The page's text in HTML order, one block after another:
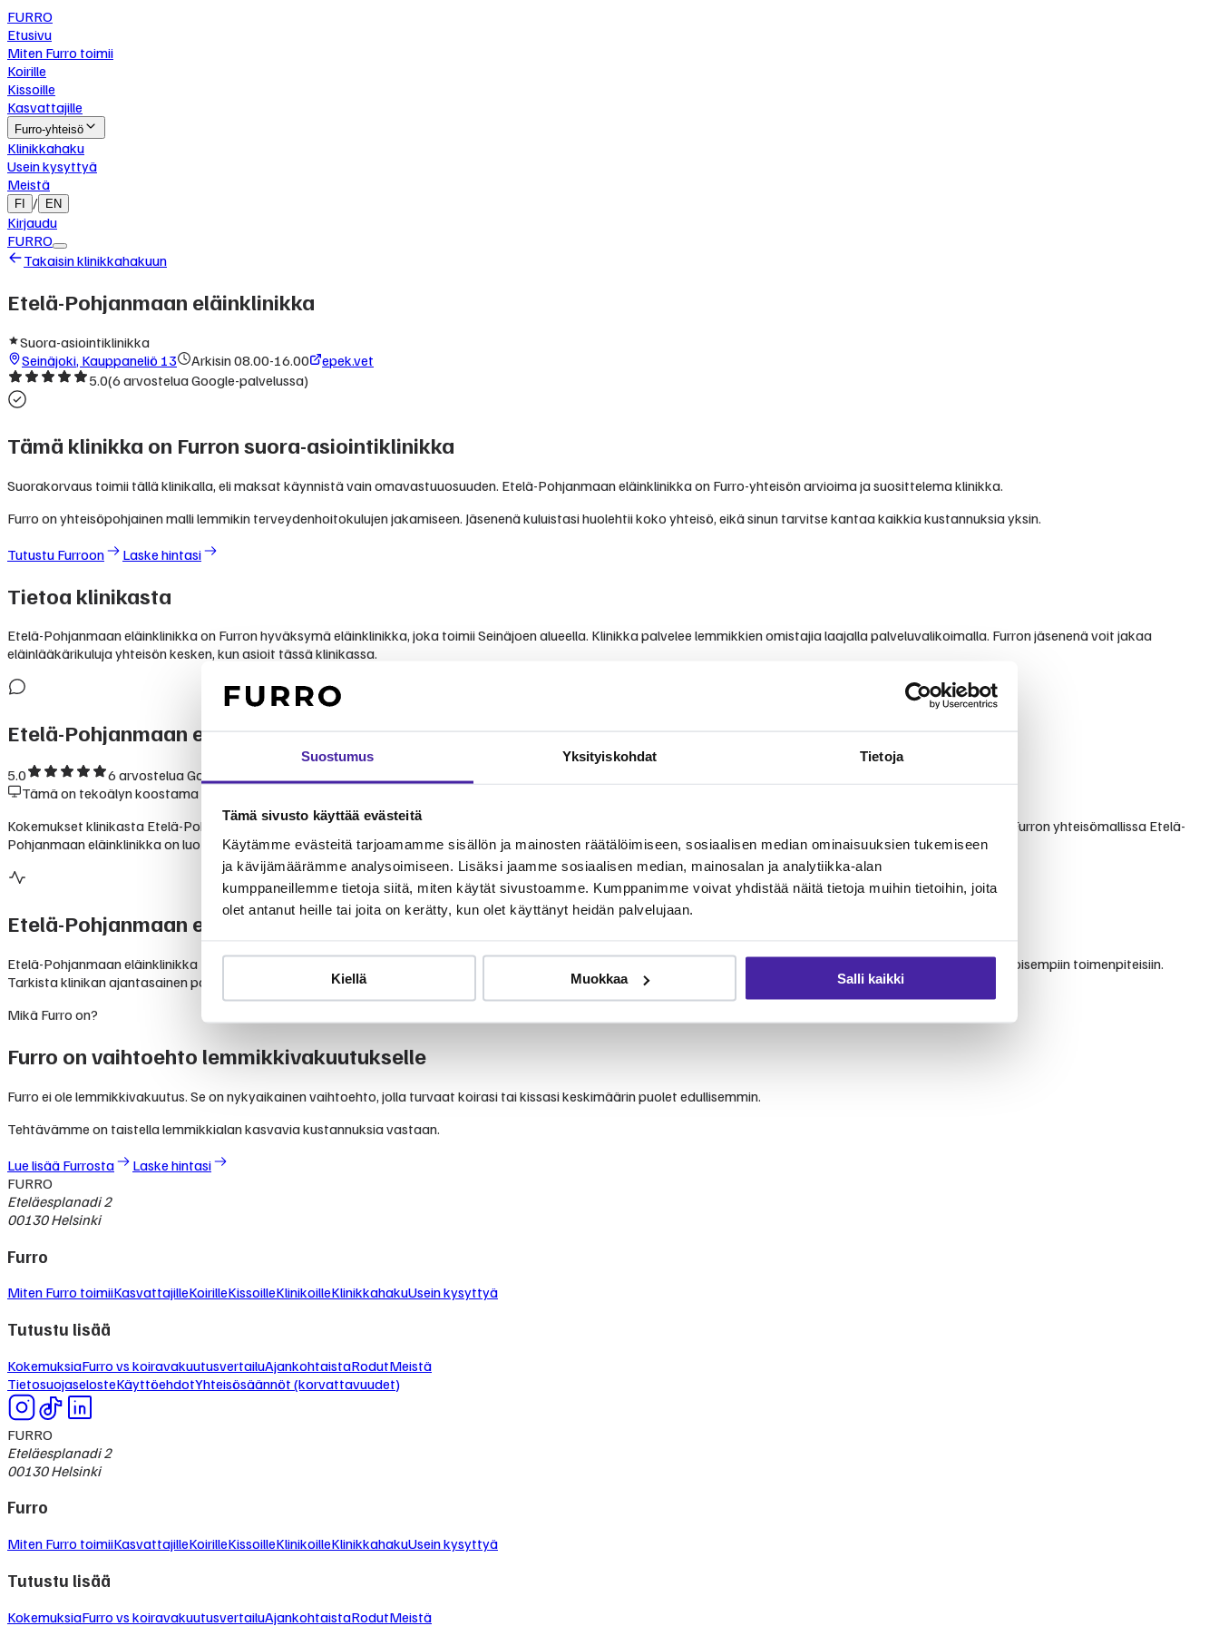
Suostumus Yksityiskohdat Tietoja
Tämä sivusto käyttää evästeitä
Käytämme evästeitä tarjoamamme sisällön ja mainosten räätälöimiseen, sosiaalisen median ominaisuuksien tukemiseen
ja kävijämäärämme analysoimiseen. Lisäksi jaamme sosiaalisen median, mainosalan ja analytiikka-alan
kumppaneillemme tietoja siitä, miten käytät sivustoamme. Kumppanimme voivat yhdistää näitä tietoja muihin tietoihin, joita
olet antanut heille tai joita on kerätty, kun olet käyttänyt heidän palvelujaan.
Kiellä Muokkaa Salli kaikki
FURRO
Etusivu
Miten Furro toimii
Koirille
Kissoille
Kasvattajille
Furro-yhteisö
Klinikkahaku
Usein kysyttyä
Meistä
FI / EN
Kirjaudu
FURRO
Takaisin klinikkahakuun
Etelä-Pohjanmaan eläinklinikka
Suora-asiointiklinikka
Seinäjoki, Kauppaneliö 13 Arkisin 08.00-16.00
epek.vet
5.0(6arvostelua Google-palvelussa)
Tämä klinikka on Furron suora-asiointiklinikka
Suorakorvaus toimii tällä klinikalla, eli maksat käynnistä vain omavastuuosuuden. Etelä-Pohjanmaan eläinklinikka on Furro-yhteisön arvioima ja suosittelema klinikka.
Furro on yhteisöpohjainen malli lemmikin terveydenhoitokulujen jakamiseen. Jäsenenä kuluistasi huolehtii koko yhteisö, eikä sinun tarvitse kantaa kaikkia kustannuksia yksin.
Tutustu Furroon
Laske hintasi
Tietoa klinikasta
Etelä-Pohjanmaan eläinklinikka on Furron hyväksymä eläinklinikka, joka toimii Seinäjoen alueella. Klinikka palvelee lemmikkien omistajia laajalla palveluvalikoimalla. Furron jäsenenä voit jakaa
eläinlääkärikuluja yhteisön kesken, kun asioit tässä klinikassa.
Etelä-Pohjanmaan eläinklinikka— kokemukset ja arvostelut
5.0 6arvostelua Googlessa
Tämä on tekoälyn koostama yhteenveto julkisesti saatavilla olevista kokemuksista ja arvioista.
Kokemukset klinikasta Etelä-Pohjanmaan eläinklinikka perustuvat lemmikinomistajien kertomuksiin. Klinikka tunnetaan ammattitaitoisesta ja välittävästä palvelusta. Furron yhteisömallissa Etelä-
Pohjanmaan eläinklinikka on luotettava valinta lemmikkisi hoitoon.
Etelä-Pohjanmaan eläinklinikkapalvelut
Etelä-Pohjanmaan eläinklinikka tarjoaa monipuolisia eläinlääkäripalveluita lemmikkien terveydenhoitoon. Palvelut kattavat yleiseläinlääkinnän perustutkimuksista erikoisempiin toimenpiteisiin.
Tarkista klinikan ajantasainen palveluvalikoima suoraan klinikalta. Furron jäsenenä voit jakaa eläinlääkärikuluja yhteisön kesken.
Mikä Furro on?
Furro on vaihtoehto lemmikkivakuutukselle
Furro ei ole lemmikkivakuutus. Se on nykyaikainen vaihtoehto, jolla turvaat koirasi tai kissasi keskimäärin puolet edullisemmin.
Tehtävämme on taistella lemmikkialan kasvavia kustannuksia vastaan.
Lue lisää Furrosta
Laske hintasi
FURRO
Eteläesplanadi 2
00130 Helsinki
Furro
Miten Furro toimiiKasvattajilleKoirilleKissoilleKlinikoilleKlinikkahakuUsein kysyttyä
Tutustu lisää
KokemuksiaFurro vs koiravakuutusvertailuAjankohtaistaRodutMeistä
TietosuojaselosteKäyttöehdotYhteisösäännöt (korvattavuudet)
FURRO
Eteläesplanadi 2
00130 Helsinki
Furro
Miten Furro toimiiKasvattajilleKoirilleKissoilleKlinikoilleKlinikkahakuUsein kysyttyä
Tutustu lisää
KokemuksiaFurro vs koiravakuutusvertailuAjankohtaistaRodutMeistä